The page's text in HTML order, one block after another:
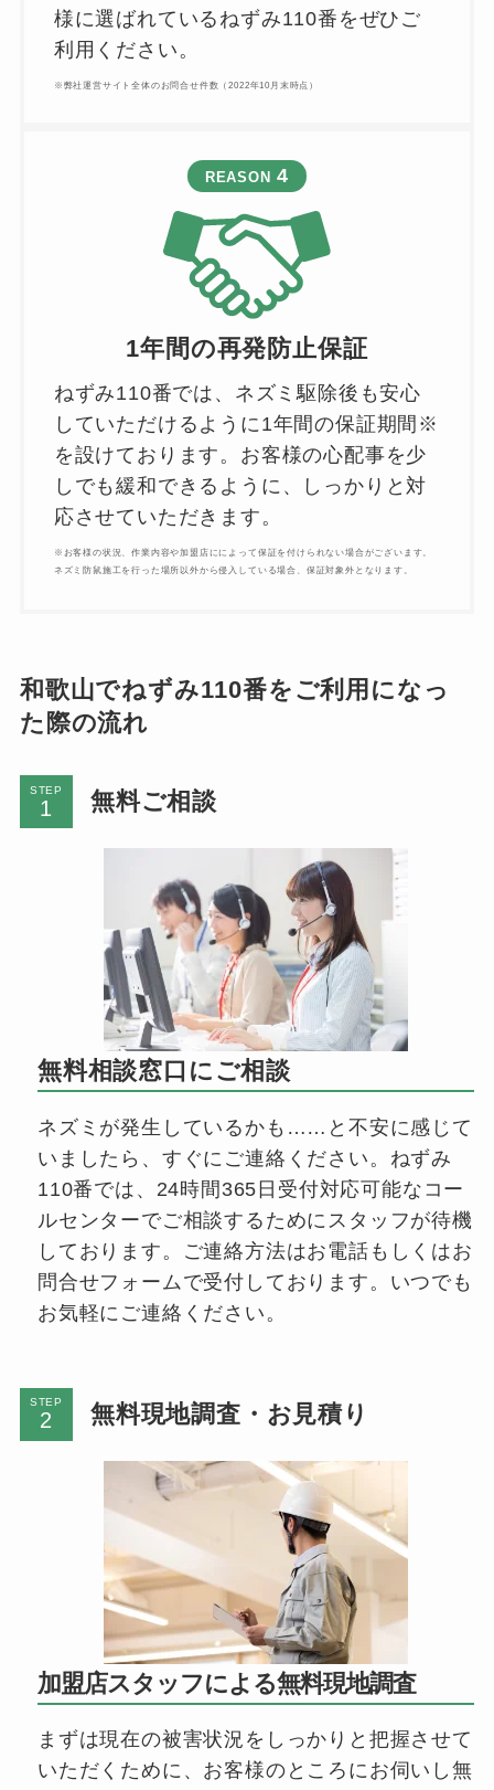
様に選ばれているねずみ110番をぜひご
利用ください。
※弊社運営サイト全体のお問合せ件数（2022年10月末時点）
REASON 4
1年間の再発防止保証
ねずみ110番では、ネズミ駆除後も安心
していただけるように1年間の保証期間※
を設けております。お客様の心配事を少
しでも緩和できるように、しっかりと対
応させていただきます。
※お客様の状況、作業内容や加盟店にによって保証を付けられない場合がございます。
ネズミ防鼠施工を行った場所以外から侵入している場合、保証対象外となります。
和歌山でねずみ110番をご利用になっ
た際の流れ
STEP 無料ご相談
無料相談窓口にご相談
ネズミが発生しているかも……と不安に感じて
いましたら、すぐにご連絡ください。ねずみ
110番では、24時間365日受付対応可能なコー
ルセンターでご相談するためにスタッフが待機
しております。ご連絡方法はお電話もしくはお
問合せフォームで受付しております。いつでも
お気軽にご連絡ください。
STEP 無料現地調査・お見積り
加盟店スタッフによる無料現地調査
まずは現在の被害状況をしっかりと把握させて
いただくために、お客様のところにお伺いし無